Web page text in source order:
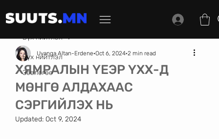
Бүх нийтлэл
Зөвлөгөө
Бүх нийтлэл
ХЯМРАЛЫН ҮЕЭР ҮХХ-Д
МӨНГӨ АЛДАХААС
СЭРГИЙЛЭХ НЬ
Uyanga Altan-Erdene Oct 6, 2024 2 min read
Updated: Oct 9, 2024